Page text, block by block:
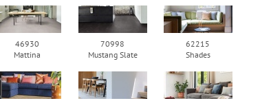
46930
Mattina
70998
Mustang Slate
62215
Shades